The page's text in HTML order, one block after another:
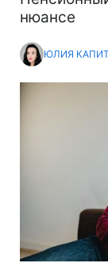
нюансе
ЮЛИЯ